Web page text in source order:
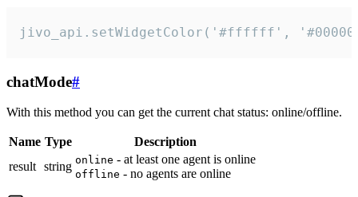
jivo_api.setWidgetColor('#ffffff',
chatMode#
With this method you can get the current chat status: online/offline.
Name Type
Description
result string online - at least one agent is online
offline - no agents are online